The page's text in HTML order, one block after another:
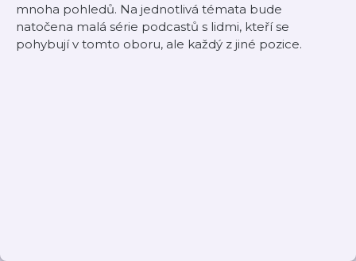
mnoha pohledů. Na jednotlivá témata bude
natočena malá série podcastů s lidmi, kteří se
pohybují v tomto oboru, ale každý z jiné pozice.